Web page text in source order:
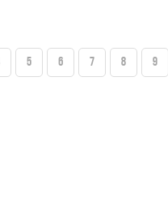
5 6 7 8 9